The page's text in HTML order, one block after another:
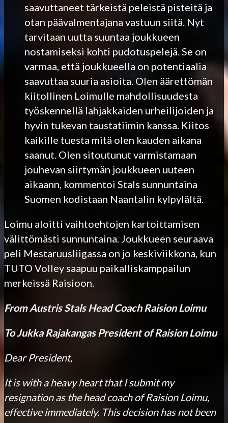
saavuttaneet tärkeistä peleistä pisteitä ja
otan päävalmentajana vastuun siitä. Nyt
tarvitaan uutta suuntaa joukkueen
nostamiseksi kohti pudotuspelejä. Se on
varmaa, että joukkueella on potentiaalia
saavuttaa suuria asioita. Olen äärettömän
kiitollinen Loimulle mahdollisuudesta
työskennellä lahjakkaiden urheilijoiden ja
hyvin tukevan taustatiimin kanssa. Kiitos
kaikille tuesta mitä olen kauden aikana
saanut. Olen sitoutunut varmistamaan
jouhevan siirtymän joukkueen uuteen
aikaann, kommentoi Stals sunnuntaina
Suomen kodistaan Naantalin kylpylältä.
Loimu aloitti vaihtoehtojen kartoittamisen
välittömästi sunnuntaina. Joukkueen seuraava
peli Mestaruusliigassa on jo keskiviikkona, kun
TUTO Volley saapuu paikalliskamppailun
merkeissä Raisioon.
From Austris Stals Head Coach Raision Loimu
To Jukka Rajakangas President of Raision Loimu
Dear President,
It is with a heavy heart that I submit my
resignation as the head coach of Raision Loimu,
effective immediately. This decision has not been